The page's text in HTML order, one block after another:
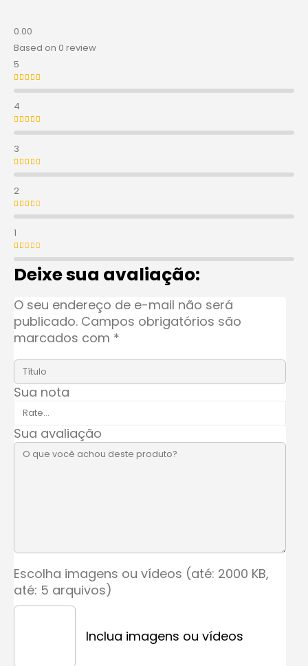
0.00
Based on 0 review
5
Avaliação5de 5
4
Avaliação4de 5
3
Avaliação3de 5
2
Avaliação2de 5
1
Avaliação1de 5
Deixe sua avaliação:
O seu endereço de e-mail não será
publicado. Campos obrigatórios são
marcados com *
Sua nota
Sua avaliação
Escolha imagens ou vídeos (até: 2000 KB,
até: 5 arquivos)
Inclua imagens ou vídeos